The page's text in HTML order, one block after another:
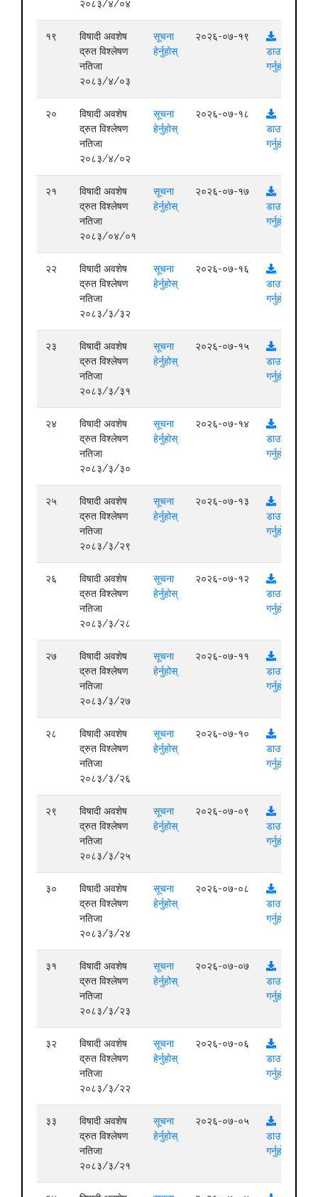
२०८३/४/०४
१९
विषादी अवशेष
द्रुत विश्लेषण
नतिजा
२०८३/४/०३
सूचना
हेर्नुहोस्
२०२६-०७-१९
डाउनलोड
गर्नुहोस्
२०
विषादी अवशेष
द्रुत विश्लेषण
नतिजा
२०८३/४/०२
सूचना
हेर्नुहोस्
२०२६-०७-१८
डाउनलोड
गर्नुहोस्
२१
विषादी अवशेष
द्रुत विश्लेषण
नतिजा
२०८३/०४/०१
सूचना
हेर्नुहोस्
२०२६-०७-१७
डाउनलोड
गर्नुहोस्
२२
विषादी अवशेष
द्रुत विश्लेषण
नतिजा
२०८३/३/३२
सूचना
हेर्नुहोस्
२०२६-०७-१६
डाउनलोड
गर्नुहोस्
२३
विषादी अवशेष
द्रुत विश्लेषण
नतिजा
२०८३/३/३१
सूचना
हेर्नुहोस्
२०२६-०७-१५
डाउनलोड
गर्नुहोस्
२४
विषादी अवशेष
द्रुत विश्लेषण
नतिजा
२०८३/३/३०
सूचना
हेर्नुहोस्
२०२६-०७-१४
डाउनलोड
गर्नुहोस्
२५
विषादी अवशेष
द्रुत विश्लेषण
नतिजा
२०८३/३/२९
सूचना
हेर्नुहोस्
२०२६-०७-१३
डाउनलोड
गर्नुहोस्
२६
विषादी अवशेष
द्रुत विश्लेषण
नतिजा
२०८३/३/२८
सूचना
हेर्नुहोस्
२०२६-०७-१२
डाउनलोड
गर्नुहोस्
२७
विषादी अवशेष
द्रुत विश्लेषण
नतिजा
२०८३/३/२७
सूचना
हेर्नुहोस्
२०२६-०७-११
डाउनलोड
गर्नुहोस्
२८
विषादी अवशेष
द्रुत विश्लेषण
नतिजा
२०८३/३/२६
सूचना
हेर्नुहोस्
२०२६-०७-१०
डाउनलोड
गर्नुहोस्
२९
विषादी अवशेष
द्रुत विश्लेषण
नतिजा
२०८३/३/२५
सूचना
हेर्नुहोस्
२०२६-०७-०९
डाउनलोड
गर्नुहोस्
३०
विषादी अवशेष
द्रुत विश्लेषण
नतिजा
२०८३/३/२४
सूचना
हेर्नुहोस्
२०२६-०७-०८
डाउनलोड
गर्नुहोस्
३१
विषादी अवशेष
द्रुत विश्लेषण
नतिजा
२०८३/३/२३
सूचना
हेर्नुहोस्
२०२६-०७-०७
डाउनलोड
गर्नुहोस्
३२
विषादी अवशेष
द्रुत विश्लेषण
नतिजा
२०८३/३/२२
सूचना
हेर्नुहोस्
२०२६-०७-०६
डाउनलोड
गर्नुहोस्
३३
विषादी अवशेष
द्रुत विश्लेषण
नतिजा
२०८३/३/२१
सूचना
हेर्नुहोस्
२०२६-०७-०५
डाउनलोड
गर्नुहोस्